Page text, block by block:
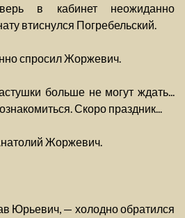
в кабинет неожиданно
втиснулся Погребельский.
спросил Жоржевич.
больше не могут ждать...
Скоро праздник...
Жоржевич.
Юрьевич, — холодно обратился